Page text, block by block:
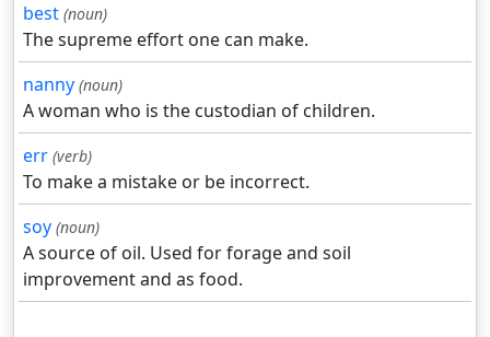
best (noun)
The supreme effort one can make.
nanny (noun)
A woman who is the custodian of children.
err (verb)
To make a mistake or be incorrect.
soy (noun)
A source of oil. Used for forage and soil
improvement and as food.